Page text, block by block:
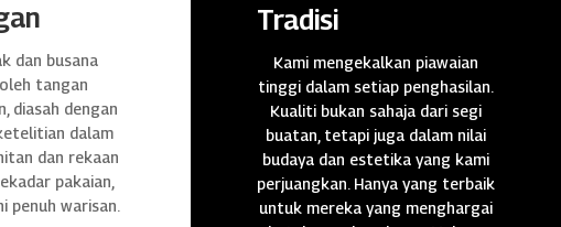
dan busana
tangan
diasah dengan
dalam
dan rekaan
pakaian,
penuh warisan.
Tradisi
Kami mengekalkan piawaian
tinggi dalam setiap penghasilan.
Kualiti bukan sahaja dari segi
buatan, tetapi juga dalam nilai
budaya dan estetika yang kami
perjuangkan. Hanya yang terbaik
untuk mereka yang menghargai